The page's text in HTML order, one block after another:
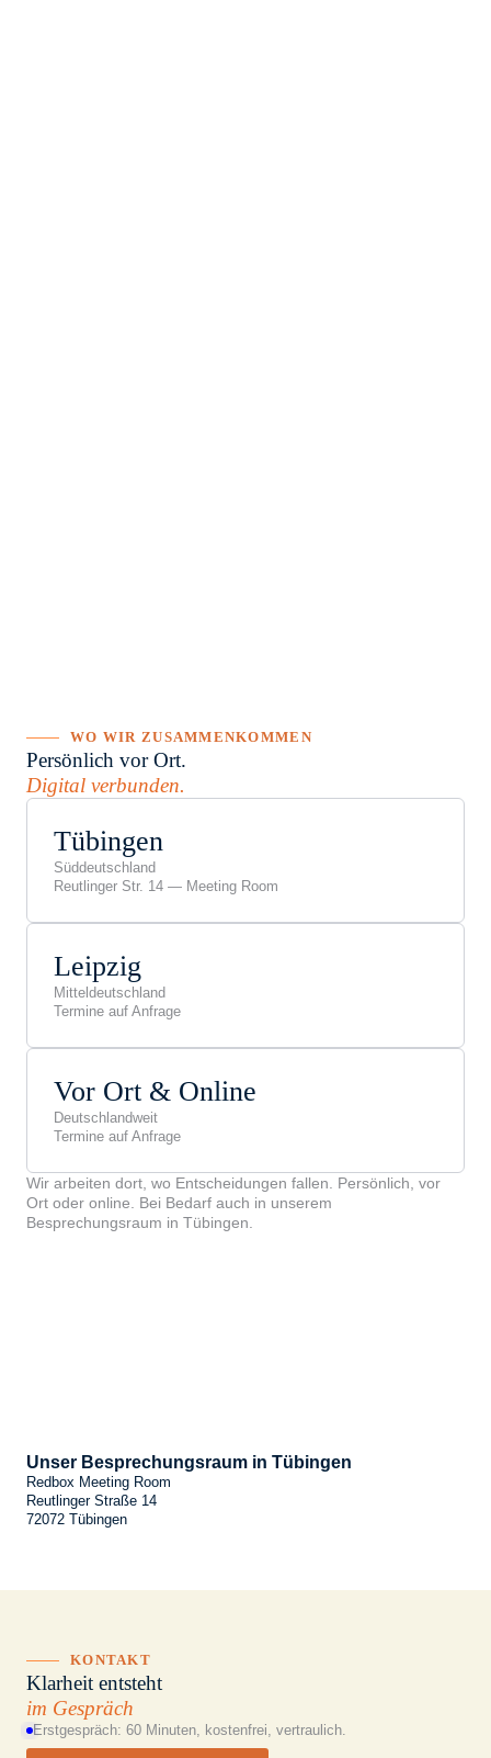
WO WIR ZUSAMMENKOMMEN
Persönlich vor Ort.
Digital verbunden.
Tübingen
Süddeutschland
Reutlinger Str. 14 — Meeting Room
Leipzig
Mitteldeutschland
Termine auf Anfrage
Vor Ort & Online
Deutschlandweit
Termine auf Anfrage
Wir arbeiten dort, wo Entscheidungen fallen. Persönlich, vor
Ort oder online. Bei Bedarf auch in unserem
Besprechungsraum in Tübingen.
Unser Besprechungsraum in Tübingen
Redbox Meeting Room
Reutlinger Straße 14
72072 Tübingen
KONTAKT
Klarheit entsteht
im Gespräch
Erstgespräch: 60 Minuten, kostenfrei, vertraulich.